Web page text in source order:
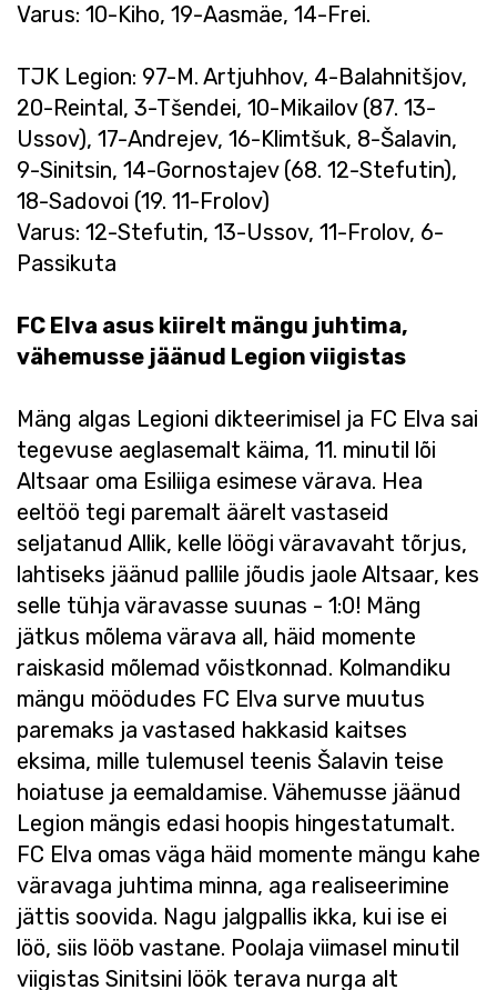
Varus: 10-Kiho, 19-Aasmäe, 14-Frei.
TJK Legion: 97-M. Artjuhhov, 4-Balahnitšjov,
20-Reintal, 3-Tšendei, 10-Mikailov (87. 13-
Ussov), 17-Andrejev, 16-Klimtšuk, 8-Šalavin,
9-Sinitsin, 14-Gornostajev (68. 12-Stefutin),
18-Sadovoi (19. 11-Frolov)
Varus: 12-Stefutin, 13-Ussov, 11-Frolov, 6-
Passikuta
FC Elva asus kiirelt mängu juhtima,
vähemusse jäänud Legion viigistas
Mäng algas Legioni dikteerimisel ja FC Elva sai
tegevuse aeglasemalt käima, 11. minutil lõi
Altsaar oma Esiliiga esimese värava. Hea
eeltöö tegi paremalt äärelt vastaseid
seljatanud Allik, kelle löögi väravavaht tõrjus,
lahtiseks jäänud pallile jõudis jaole Altsaar, kes
selle tühja väravasse suunas - 1:0! Mäng
jätkus mõlema värava all, häid momente
raiskasid mõlemad võistkonnad. Kolmandiku
mängu möödudes FC Elva surve muutus
paremaks ja vastased hakkasid kaitses
eksima, mille tulemusel teenis Šalavin teise
hoiatuse ja eemaldamise. Vähemusse jäänud
Legion mängis edasi hoopis hingestatumalt.
FC Elva omas väga häid momente mängu kahe
väravaga juhtima minna, aga realiseerimine
jättis soovida. Nagu jalgpallis ikka, kui ise ei
löö, siis lööb vastane. Poolaja viimasel minutil
viigistas Sinitsini löök terava nurga alt